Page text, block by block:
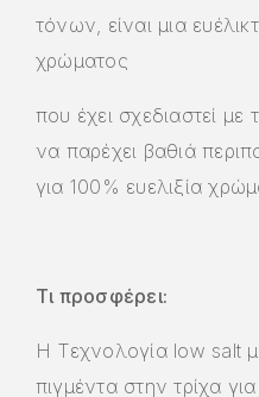
τόνων, είναι μια
χρώματος
που έχει σχεδιαστεί με
να παρέχει βαθιά
για 100% ευελιξία
Τι προσφέρει:
Η Τεχνολογία low salt
πιγμέντα στην τρίχα